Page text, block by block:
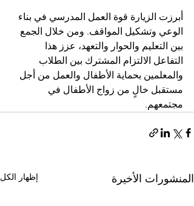
أبرزت الزيارة قوة العمل المدرسي في بناء
الوعي وتشكيل المواقف. ومن خلال الجمع
بين التعليم والحوار والتعهد، عزز هذا
التفاعل الالتزام المشترك بين الطلاب
والمعلمين بحماية الأطفال والعمل من أجل
مستقبل خالٍ من زواج الأطفال في
مجتمعهم.
المنشورات الأخيرة إظهار الكل